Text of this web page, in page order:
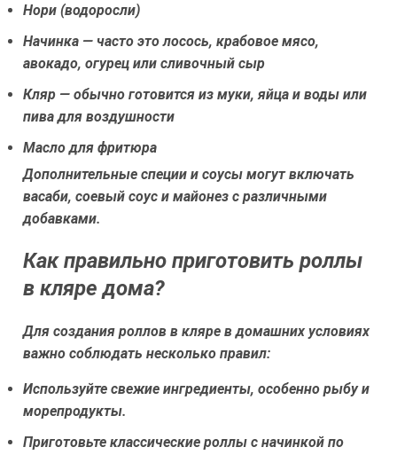
Нори (водоросли)
Начинка — часто это лосось, крабовое мясо,
авокадо, огурец или сливочный сыр
Кляр — обычно готовится из муки, яйца и воды или
пива для воздушности
Масло для фритюра
Дополнительные специи и соусы могут включать
васаби, соевый соус и майонез с различными
добавками.
Как правильно приготовить роллы
в кляре дома?
Для создания роллов в кляре в домашних условиях
важно соблюдать несколько правил:
Используйте свежие ингредиенты, особенно рыбу и
морепродукты.
Приготовьте классические роллы с начинкой по